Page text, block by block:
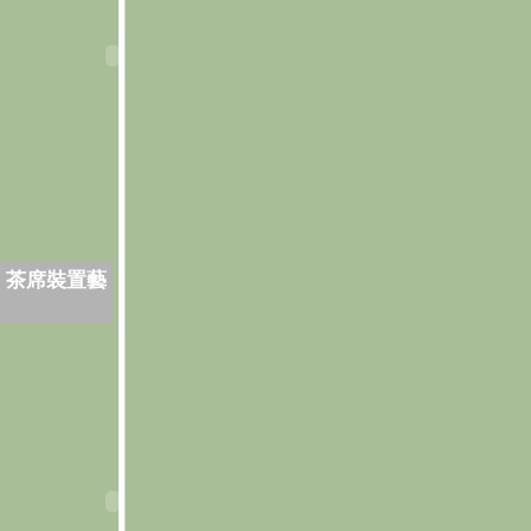
席裝置藝